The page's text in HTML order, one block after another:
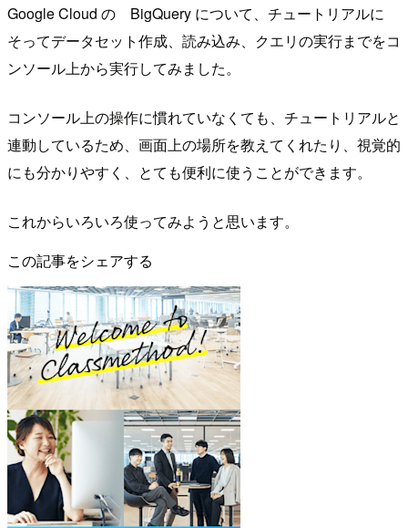
Google Cloud の BigQuery について、チュートリアルに
そってデータセット作成、読み込み、クエリの実行までをコ
ンソール上から実行してみました。
コンソール上の操作に慣れていなくても、チュートリアルと
連動しているため、画面上の場所を教えてくれたり、視覚的
にも分かりやすく、とても便利に使うことができます。
これからいろいろ使ってみようと思います。
この記事をシェアする